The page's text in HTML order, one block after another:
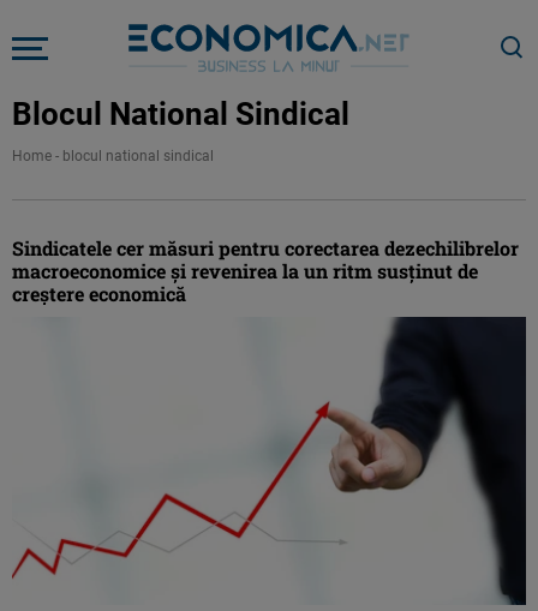
Blocul National Sindical
Home - blocul national sindical
Sindicatele cer măsuri pentru corectarea dezechilibrelor
macroeconomice şi revenirea la un ritm susţinut de
creştere economică